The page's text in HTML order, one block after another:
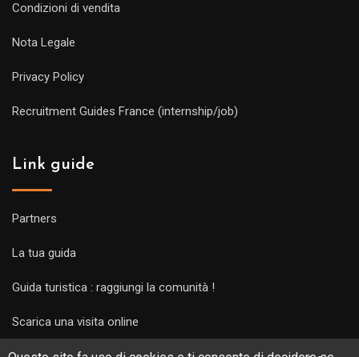
Condizioni di vendita
Nota Legale
Privacy Policy
Recruitment Guides France (internship/job)
Link guide
Partners
La tua guida
Guida turistica : raggiungi la comunità !
Scarica una visita online